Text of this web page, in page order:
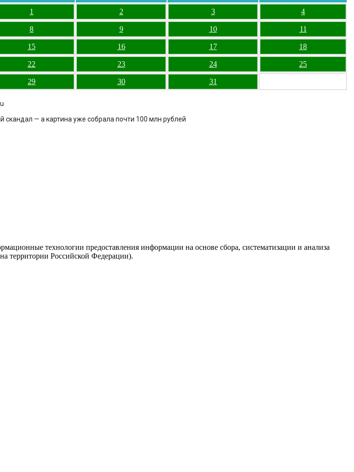
1
2 3 4
8 9 10 11
15 16 17 18
22 23 24 25
29 30 31
скандал — а картина уже собрала почти 100 млн рублей
технологии предоставления информации на основе сбора, систематизации и анализа
территории Российской Федерации).